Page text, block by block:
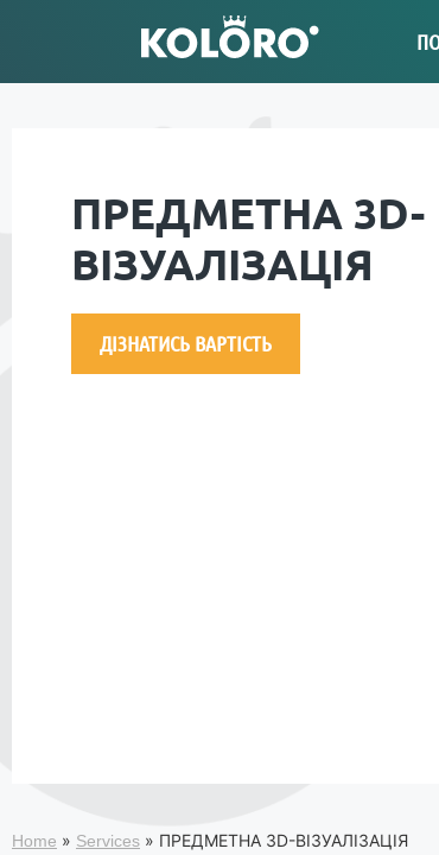
ПРЕДМЕТНА 3D-
ВІЗУАЛІЗАЦІЯ
ДІЗНАТИСЬ ВАРТІСТЬ
Home » Services » ПРЕДМЕТНА 3D-ВІЗУАЛІЗАЦІЯ